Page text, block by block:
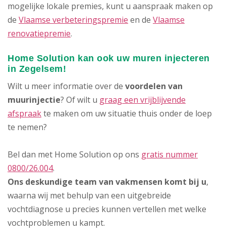
mogelijke lokale premies, kunt u aanspraak maken op
de Vlaamse verbeteringspremie en de Vlaamse
renovatiepremie.
Home Solution kan ook uw muren injecteren
in Zegelsem!
Wilt u meer informatie over de voordelen van
muurinjectie? Of wilt u graag een vrijblijvende
afspraakte maken om uw situatie thuis onder de loep
te nemen?
Bel dan met Home Solution op ons gratis nummer
0800/26.004.
Ons deskundige team van vakmensen komt bij u,
waarna wij met behulp van een uitgebreide
vochtdiagnose u precies kunnen vertellen met welke
vochtproblemen u kampt.